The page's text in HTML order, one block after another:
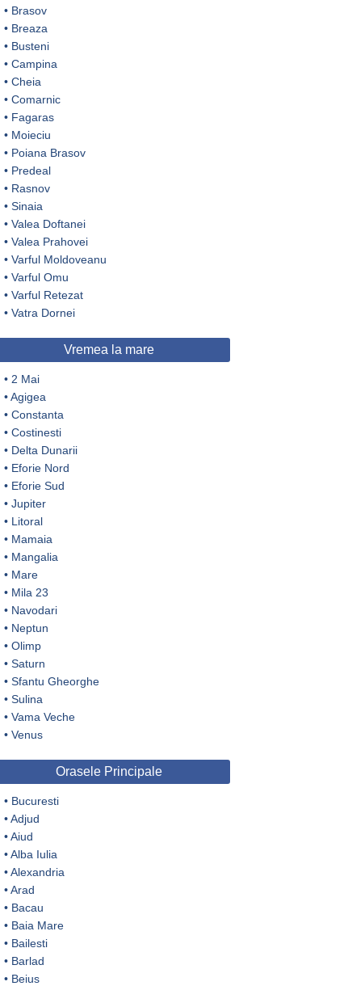
• Brasov
• Breaza
• Busteni
• Campina
• Cheia
• Comarnic
• Fagaras
• Moieciu
• Poiana Brasov
• Predeal
• Rasnov
• Sinaia
• Valea Doftanei
• Valea Prahovei
• Varful Moldoveanu
• Varful Omu
• Varful Retezat
• Vatra Dornei
Vremea la mare
• 2 Mai
•Agigea
• Constanta
• Costinesti
• Delta Dunarii
• Eforie Nord
• Eforie Sud
• Jupiter
• Litoral
• Mamaia
• Mangalia
• Mare
• Mila 23
• Navodari
• Neptun
• Olimp
• Saturn
• Sfantu Gheorghe
• Sulina
• Vama Veche
• Venus
Orasele Principale
• Bucuresti
•Adjud
•Aiud
•Alba Iulia
•Alexandria
•Arad
• Bacau
• Baia Mare
• Bailesti
• Barlad
• Beius